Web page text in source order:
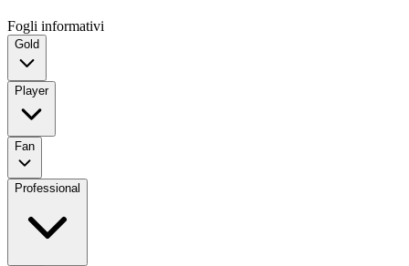
Fogli informativi
Gold
Player
Fan
Professional